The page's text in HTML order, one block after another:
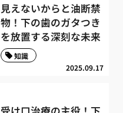
見えないからと油断禁
物！下の歯のガタつき
を放置する深刻な未来
2025.09.17
知識